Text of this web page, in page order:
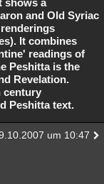
shows a
and Old Syriac
It combines
readings of
Peshitta is the
Revelation.
century
Peshitta text.
um 10:47